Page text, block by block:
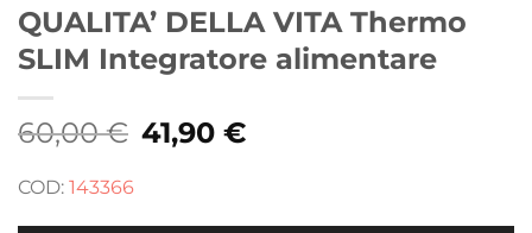
QUALITA’ DELLA VITA Thermo
SLIM Integratore alimentare
60,00€
Il
prezzo
41,90€Il
prezzo
COD: 143366